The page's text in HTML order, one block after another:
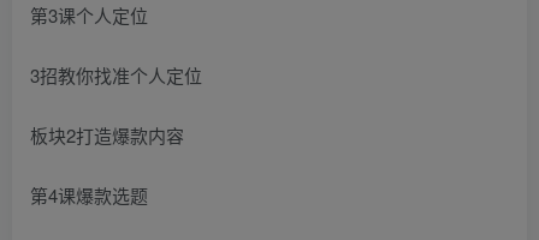
第3课个人定位
3招教你找准个人定位
板块2打造爆款内容
第4课爆款选题